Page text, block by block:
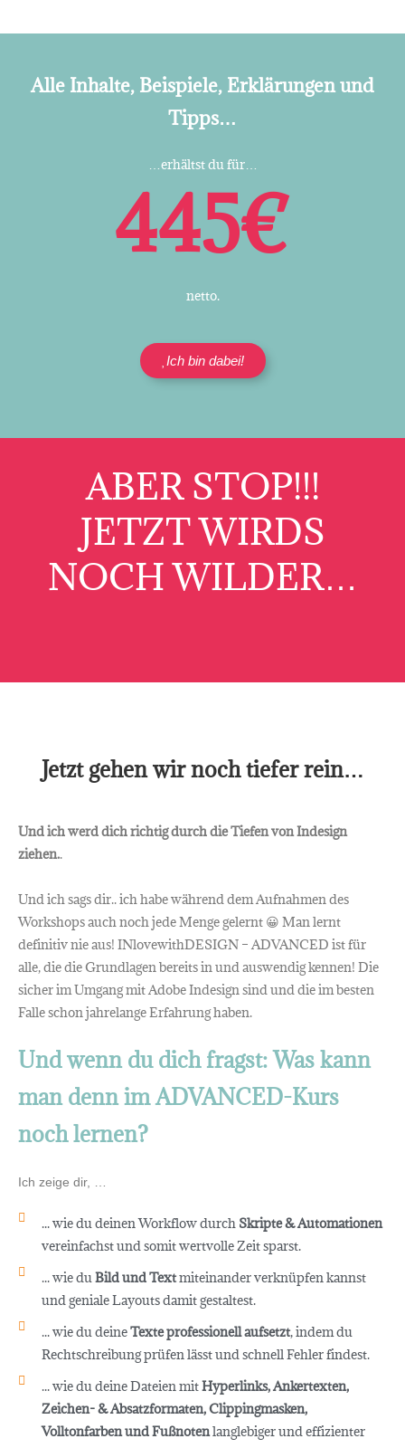
Alle Inhalte, Beispiele, Erklärungen und
Tipps…
…erhältst du für…
445€
netto.
Ich bin dabei!
ABER STOP!!!
JETZT WIRDS
NOCH WILDER…
Jetzt gehen wir noch tiefer rein…
Und ich werd dich richtig durch die Tiefen von Indesign
ziehen..
Und ich sags dir.. ich habe während dem Aufnahmen des
Workshops auch noch jede Menge gelernt 😀 Man lernt
definitiv nie aus! INlovewithDESIGN – ADVANCED ist für
alle, die die Grundlagen bereits in und auswendig kennen! Die
sicher im Umgang mit Adobe Indesign sind und die im besten
Falle schon jahrelange Erfahrung haben.
Und wenn du dich fragst: Was kann
man denn im ADVANCED-Kurs
noch lernen?
Ich zeige dir, …
... wie du deinen Workflow durch Skripte & Automationen
vereinfachst und somit wertvolle Zeit sparst.
... wie duBild und Textmiteinander verknüpfen kannst
und geniale Layouts damit gestaltest.
... wie du deineTexte professionell aufsetzt, indem du
Rechtschreibung prüfen lässt und schnell Fehler findest.
... wie du deine Dateien mitHyperlinks, Ankertexten,
Zeichen- & Absatzformaten, Clippingmasken,
Volltonfarben und Fußnotenlanglebiger und effizienter